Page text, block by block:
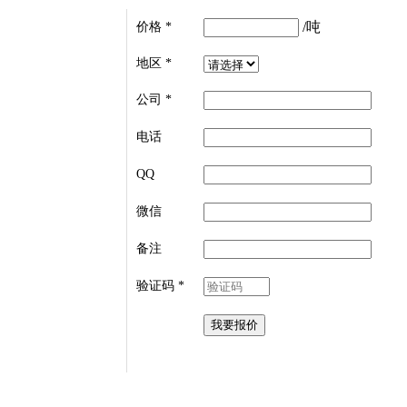
价格 * /吨
地区 *
公司 *
电话
QQ
微信
备注
验证码 *